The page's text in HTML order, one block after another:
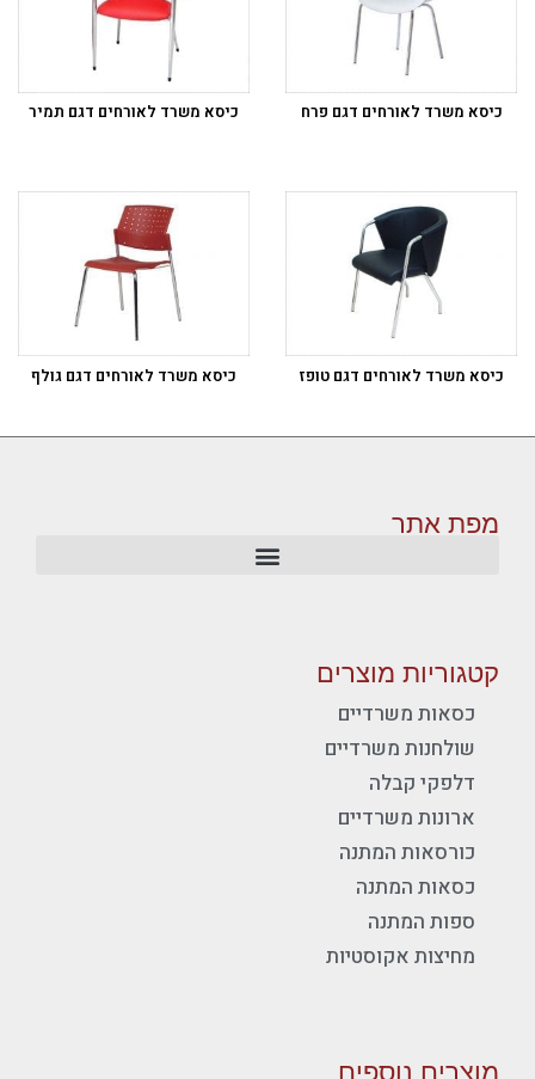
כיסא משרד לאורחים דגם פרח כיסא משרד לאורחים דגם תמיר
כיסא משרד לאורחים דגם טופז כיסא משרד לאורחים דגם גולף
מפת אתר
קטגוריות מוצרים
כסאות משרדיים
שולחנות משרדיים
דלפקי קבלה
ארונות משרדיים
כורסאות המתנה
כסאות המתנה
ספות המתנה
מחיצות אקוסטיות
מוצרים נוספים